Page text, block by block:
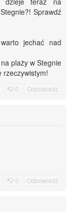
Sprawdź
jechać nad
plaży w Stegnie
rzeczywistym!
0 Odpowiedz
0 Odpowiedz